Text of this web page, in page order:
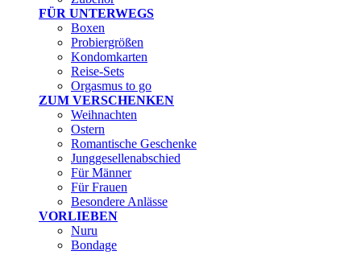
FÜR UNTERWEGS
Boxen
Probiergrößen
Kondomkarten
Reise-Sets
Orgasmus to go
ZUM VERSCHENKEN
Weihnachten
Ostern
Romantische Geschenke
Junggesellenabschied
Für Männer
Für Frauen
Besondere Anlässe
VORLIEBEN
Nuru
Bondage